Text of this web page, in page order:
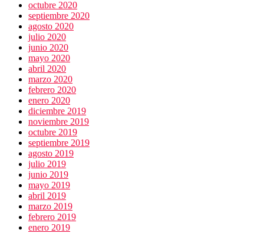
octubre 2020
septiembre 2020
agosto 2020
julio 2020
junio 2020
mayo 2020
abril 2020
marzo 2020
febrero 2020
enero 2020
diciembre 2019
noviembre 2019
octubre 2019
septiembre 2019
agosto 2019
julio 2019
junio 2019
mayo 2019
abril 2019
marzo 2019
febrero 2019
enero 2019